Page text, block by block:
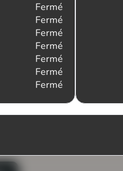
Fermé
Fermé
Fermé
Fermé
Fermé
Fermé
Fermé